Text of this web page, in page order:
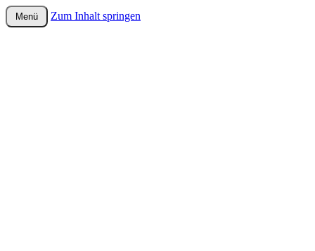
wurster-cartoon-blog.de
Menü Zum Inhalt springen